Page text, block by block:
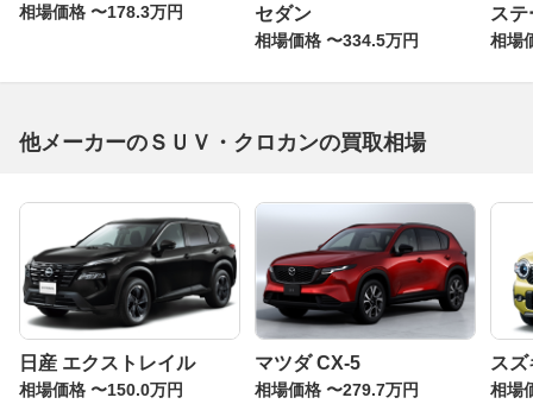
相場価格 〜178.3万円
セダン
相場価格 〜334.5万円
ス
相場
他メーカーのＳＵＶ・クロカンの買取相場
日産 エクストレイル
相場価格 〜150.0万円
マツダ CX-5
相場価格 〜279.7万円
ス
相場